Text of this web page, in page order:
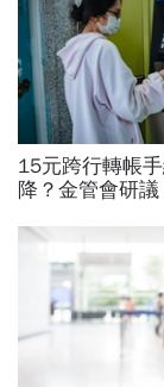
15元跨行轉帳
降？金管會研
轉戶、電支帳